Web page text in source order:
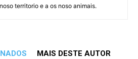
territorio e a os noso animais.
MAIS DESTE AUTOR